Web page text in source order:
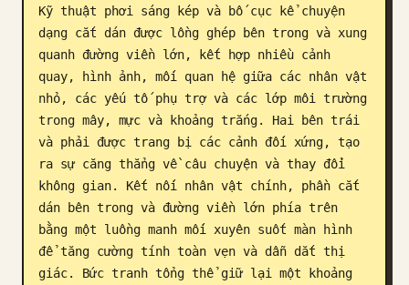
Kỹ thuật phơi sáng kép và bố cục kể chuyện
dạng cắt dán được lồng ghép bên trong và xung
quanh đường viền lớn, kết hợp nhiều cảnh
quay, hình ảnh, mối quan hệ giữa các nhân vật
nhỏ, các yếu tố phụ trợ và các lớp môi trường
trong mây, mực và khoảng trắng. Hai bên trái
và phải được trang bị các cảnh đối xứng, tạo
ra sự căng thẳng về câu chuyện và thay đổi
không gian. Kết nối nhân vật chính, phần cắt
dán bên trong và đường viền lớn phía trên
bằng một luồng manh mối xuyên suốt màn hình
để tăng cường tính toàn vẹn và dẫn dắt thị
giác. Bức tranh tổng thể giữ lại một khoảng